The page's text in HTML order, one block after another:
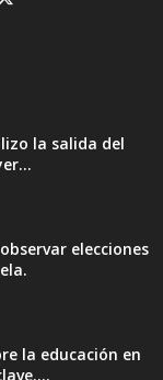
la salida del
elecciones
la educación en